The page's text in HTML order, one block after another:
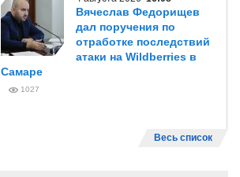
Вячеслав Федорищев
дал поручения по
отработке последствий
атаки на Wildberries в
Самаре
1027
Весь список